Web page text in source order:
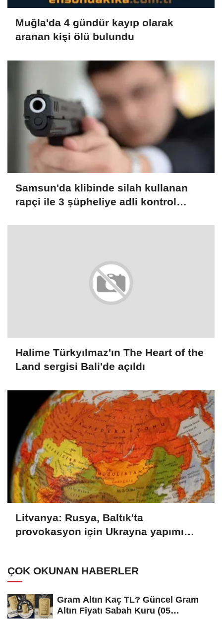
Muğla'da 4 gündür kayıp olarak
aranan kişi ölü bulundu
Samsun'da klibinde silah kullanan
rapçi ile 3 şüpheliye adli kontrol
Halime Türkyılmaz'ın The Heart of the
Land sergisi Bali'de açıldı
Litvanya: Rusya, Baltık'ta
provokasyon için Ukrayna yapımı
ÇOK OKUNAN HABERLER
Gram Altın Kaç TL? Güncel Gram
Altın Fiyatı Sabah Kuru (05